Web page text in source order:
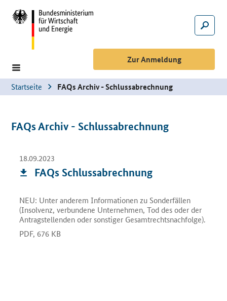
Hauptmenü
Zur Anmeldung
Suche
Suche
Startseite FAQs Archiv - Schlussabrechnung
FAQs Archiv - Schlussabrechnung
18.09.2023
FAQs Schlussabrechnung
NEU: Unter anderem Informationen zu Sonderfällen
(Insolvenz, verbundene Unternehmen, Tod des oder der
Antragstellenden oder sonstiger Gesamtrechtsnachfolge).
PDF, 676 KB
Download